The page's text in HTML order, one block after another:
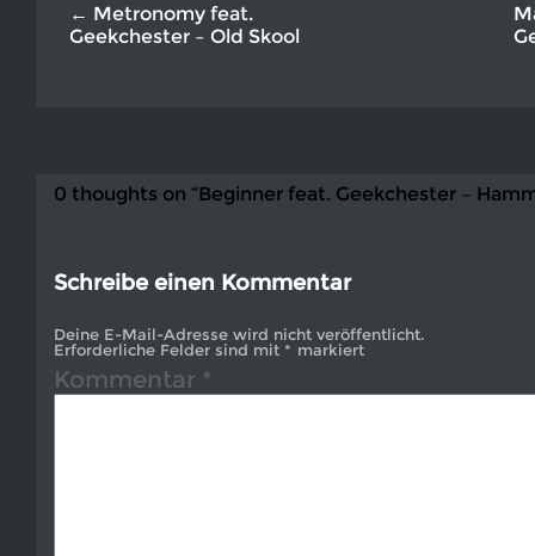
← Metronomy feat.
Geekchester – Old Skool
0 thoughts on “Beginner feat. Geekchester –
Schreibe einen Kommentar
Deine E-Mail-Adresse wird nicht veröffentlicht.
Erforderliche Felder sind mit * markiert
Kommentar *